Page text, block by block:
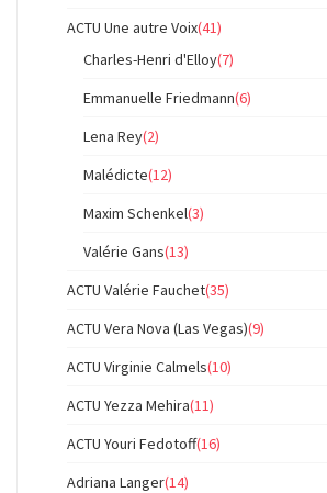
ACTU Une autre Voix(41)
Charles-Henri d'Elloy(7)
Emmanuelle Friedmann(6)
Lena Rey(2)
Malédicte(12)
Maxim Schenkel(3)
Valérie Gans(13)
ACTU Valérie Fauchet(35)
ACTU Vera Nova (Las Vegas)(9)
ACTU Virginie Calmels(10)
ACTU Yezza Mehira(11)
ACTU Youri Fedotoff(16)
Adriana Langer(14)